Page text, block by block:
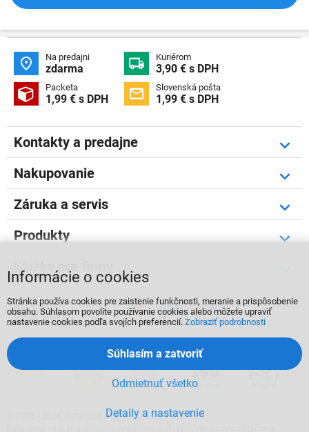
 Na predajni
zdarma  Kuriérom
3,90 € s DPH
 Packeta
1,99 € s DPH  Slovenská pošta
1,99 € s DPH
Kontakty a predajne
Nakupovanie
Záruka a servis
Produkty
Služby pre firmy
  
2000 - 2026, Datacomp s.r.o.
Informácie o cookies
Stránka používa cookies pre zaistenie funkčnosti, meranie a prispôsobenie
obsahu. Súhlasom povolíte používanie cookies alebo môžete upraviť
nastavenie cookies podľa svojích preferencií. Zobraziť podrobnosti
Detaily a nastavenie
Odmietnuť všetko
Súhlasím a zatvoriť